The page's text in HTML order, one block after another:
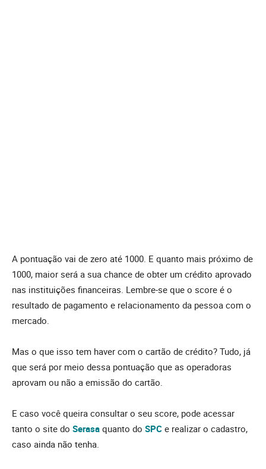
A pontuação vai de zero até 1000. E quanto mais próximo de
1000, maior será a sua chance de obter um crédito aprovado
nas instituições financeiras. Lembre-se que o score é o
resultado de pagamento e relacionamento da pessoa com o
mercado.
Mas o que isso tem haver com o cartão de crédito? Tudo, já
que será por meio dessa pontuação que as operadoras
aprovam ou não a emissão do cartão.
E caso você queira consultar o seu score, pode acessar
tanto o site do Serasa quanto do SPC e realizar o cadastro,
caso ainda não tenha.